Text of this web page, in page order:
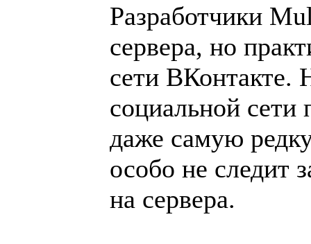
Разработчики
сервера, но
сети ВКонтакте.
социальной сети
даже самую
особо не следит
на сервера.